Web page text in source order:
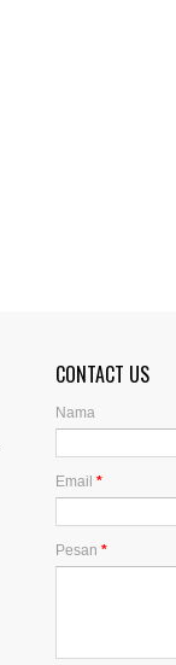
CONTACT US
Nama
Email*
Pesan*